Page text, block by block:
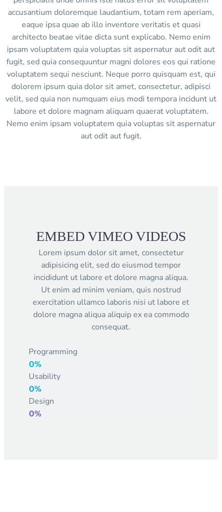
accusantium doloremque laudantium, totam rem aperiam,
eaque ipsa quae ab illo inventore veritatis et quasi
architecto beatae vitae dicta sunt explicabo. Nemo enim
ipsam voluptatem quia voluptas sit aspernatur aut odit aut
fugit, sed quia consequuntur magni dolores eos qui ratione
voluptatem sequi nesciunt. Neque porro quisquam est, qui
dolorem ipsum quia dolor sit amet, consectetur, adipisci
velit, sed quia non numquam eius modi tempora incidunt ut
labore et dolore magnam aliquam quaerat voluptatem.
Nemo enim ipsam voluptatem quia voluptas sit aspernatur
aut odit aut fugit.
EMBED VIMEO VIDEOS
Lorem ipsum dolor sit amet, consectetur
adipisicing elit, sed do eiusmod tempor
incididunt ut labore et dolore magna aliqua.
Ut enim ad minim veniam, quis nostrud
exercitation ullamco laboris nisi ut labore et
dolore magna aliqua aliquip ex ea commodo
consequat.
Programming
0%
Usability
0%
Design
0%